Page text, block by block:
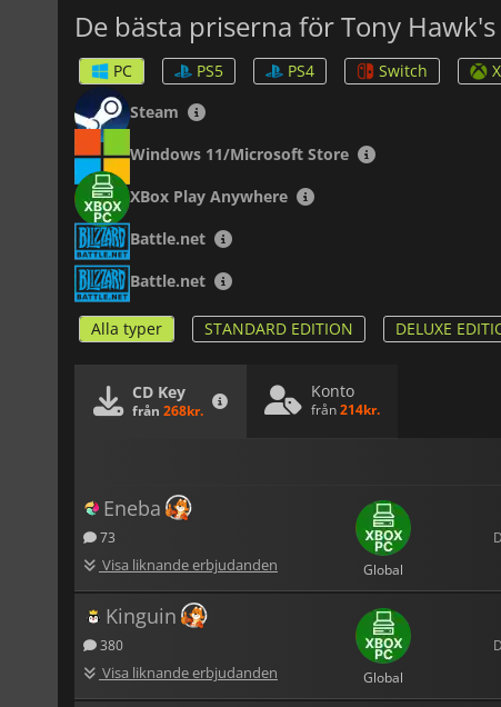
De bästa priserna för Tony
PC PS5 PS4 Switch
Steam
Windows 11/Microsoft Store
XBox Play Anywhere
Battle.net
Battle.net
Alla typer STANDARD EDITION DELUXE
CD Key
från 268kr.
Konto
från214kr.
Eneba
73
Visa liknande erbjudanden Global
Kinguin
380
Visa liknande erbjudanden Global